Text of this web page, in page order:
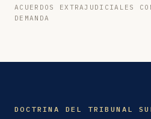
ACUERDOS EXTRAJUDICIALES
DEMANDA
DOCTRINA DEL TRIBUNAL